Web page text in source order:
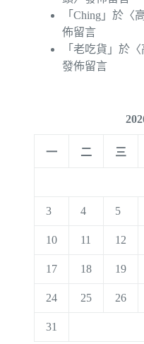
「Ching 」於〈
佈留言
「老吃貨 」於〈
發佈留言
一 二 三
3 4 5
10 11 12
17 18 19
24 25 26
31